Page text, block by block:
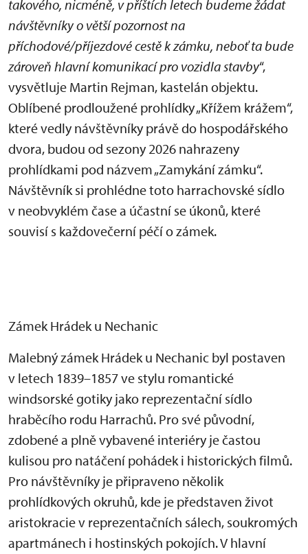
takového, nicméně, v příštích letech budeme žádat
návštěvníky o větší pozornost na
příchodové/příjezdové cestě k zámku, neboť ta bude
zároveň hlavní komunikací pro vozidla stavby“,
vysvětluje Martin Rejman, kastelán objektu.
Oblíbené prodloužené prohlídky „Křížem krážem“,
které vedly návštěvníky právě do hospodářského
dvora, budou od sezony 2026 nahrazeny
prohlídkami pod názvem „Zamykání zámku“.
Návštěvník si prohlédne toto harrachovské sídlo
v neobvyklém čase a účastní se úkonů, které
souvisí s každovečerní péčí o zámek.
Zámek Hrádek u Nechanic
Malebný zámek Hrádek u Nechanic byl postaven
v letech 1839–1857 ve stylu romantické
windsorské gotiky jako reprezentační sídlo
hraběcího rodu Harrachů. Pro své původní,
zdobené a plně vybavené interiéry je častou
kulisou pro natáčení pohádek i historických filmů.
Pro návštěvníky je připraveno několik
prohlídkových okruhů, kde je představen život
aristokracie v reprezentačních sálech, soukromých
apartmánech i hostinských pokojích. V hlavní